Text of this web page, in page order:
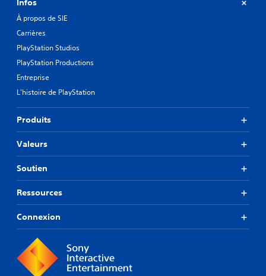
Infos
À propos de SIE
Carrières
PlayStation Studios
PlayStation Productions
Entreprise
L'histoire de PlayStation
Produits
Valeurs
Soutien
Ressources
Connexion